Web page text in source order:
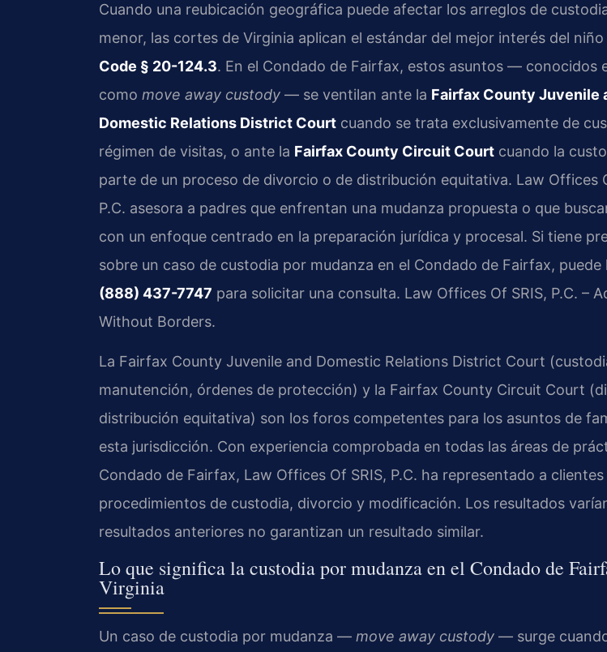
Cuando una reubicación geográfica puede afectar los arreglos de
menor, las cortes de Virginia aplican el estándar del mejor interés del niño
Code § 20-124.3. En el Condado de Fairfax, estos asuntos — conocidos
como move away custody — se ventilan ante la Fairfax County Juvenile
Domestic Relations District Court cuando se trata exclusivamente de
régimen de visitas, o ante la Fairfax County Circuit Court cuando la
parte de un proceso de divorcio o de distribución equitativa. Law Offices
P.C. asesora a padres que enfrentan una mudanza propuesta o que
con un enfoque centrado en la preparación jurídica y procesal. Si tiene
sobre un caso de custodia por mudanza en el Condado de Fairfax, puede
(888) 437-7747 para solicitar una consulta. Law Offices Of SRIS, P.C. –
Without Borders.
La Fairfax County Juvenile and Domestic Relations District Court
manutención, órdenes de protección) y la Fairfax County Circuit Court
distribución equitativa) son los foros competentes para los asuntos de
esta jurisdicción. Con experiencia comprobada en todas las áreas de
Condado de Fairfax, Law Offices Of SRIS, P.C. ha representado a clientes
procedimientos de custodia, divorcio y modificación. Los resultados
resultados anteriores no garantizan un resultado similar.
Lo que significa la custodia por mudanza en el Condado de
Virginia
Un caso de custodia por mudanza — move away custody — surge